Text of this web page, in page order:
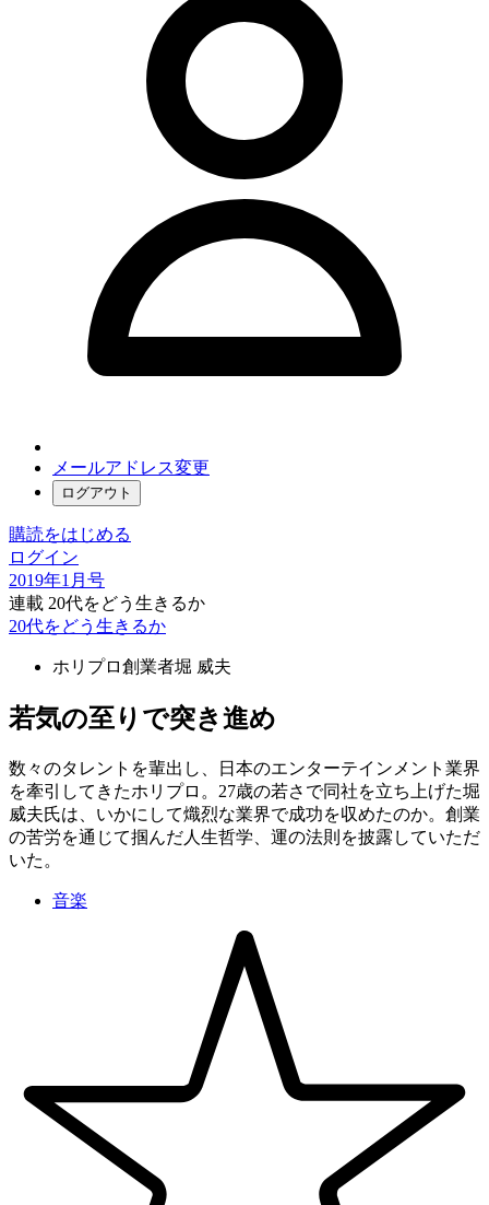
メールアドレス変更
ログアウト
購読をはじめる
ログイン
2019年1月号
連載 20代をどう生きるか
20代をどう生きるか
ホリプロ創業者堀 威夫
若気の至りで突き進め
数々のタレントを輩出し、日本のエンターテインメント業界
を牽引してきたホリプロ。27歳の若さで同社を立ち上げた堀
威夫氏は、いかにして熾烈な業界で成功を収めたのか。創業
の苦労を通じて掴んだ人生哲学、運の法則を披露していただ
いた。
音楽